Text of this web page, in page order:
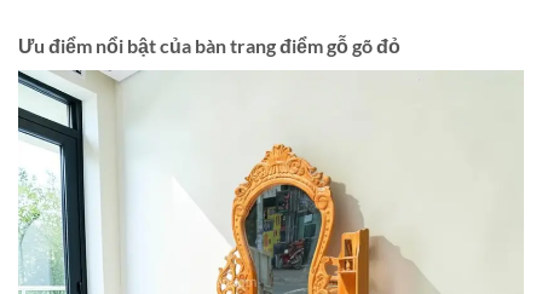
Ưu điểm nổi bật của bàn trang điểm gỗ gõ đỏ